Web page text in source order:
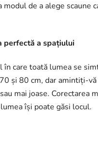
de a alege scaune
perfectă a spațiului
care toată lumea se
și 80 cm, dar amintiți-
mai joase. Corectarea
își poate găsi locul.